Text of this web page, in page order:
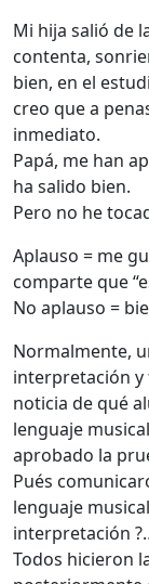
Mi hija salió de
contenta,
bien, en el
creo que a
inmediato.
Papá, me han
ha salido bien.
Pero no he
Aplauso = me
comparte que
No aplauso =
Normalmente,
interpretación y
noticia de qué
lenguaje
aprobado la
Pués
lenguaje
interpretación
Todos hicieron